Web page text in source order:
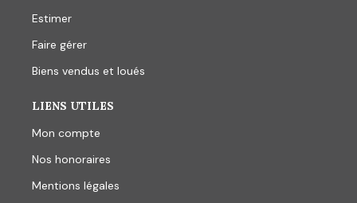
Estimer
Faire gérer
Biens vendus et loués
LIENS UTILES
Mon compte
Nos honoraires
Mentions légales